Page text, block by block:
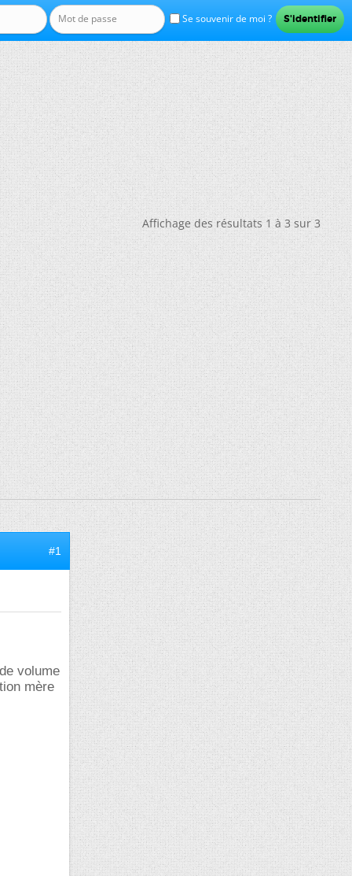
Se souvenir de moi ?
Affichage des résultats 1 à 3 sur 3
#1
volume
mère